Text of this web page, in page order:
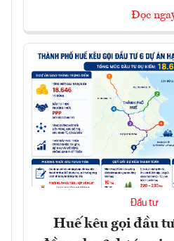
Đọc
Đầu tư
Huế kêu gọi đầu